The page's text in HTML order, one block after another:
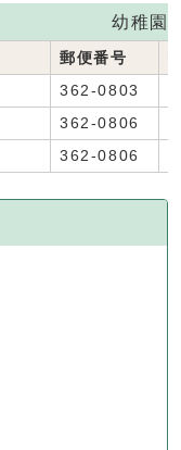
幼稚園
郵便番号
362-0803
362-0806
362-0806